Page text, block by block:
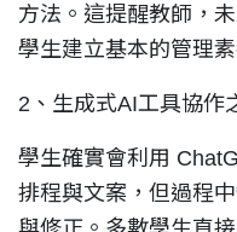
方法。這提醒教師，
學生建立基本的管理素
2 、生成式AI工具協作
學生確實會利用
排程與文案，但過程